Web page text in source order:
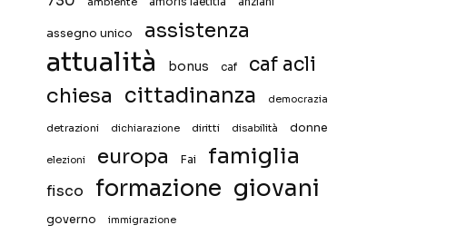
assegno unico assistenza
attualità bonus caf caf acli
chiesa cittadinanza democrazia
detrazioni dichiarazione diritti disabilità donne
elezioni europa Fai famiglia
fisco formazione giovani
governo immigrazione